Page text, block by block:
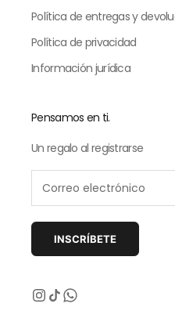
Política de entregas y
Política de privacidad
Información jurídica
Pensamos en ti.
Un regalo al registrarse
INSCRÍBETE